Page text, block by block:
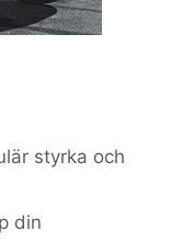
styrka och
din